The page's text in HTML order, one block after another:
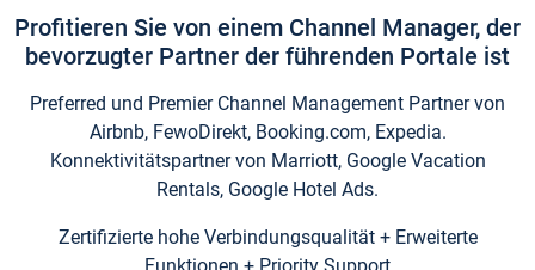
Profitieren Sie von einem Channel Manager, der
bevorzugter Partner der führenden Portale ist
Preferred und Premier Channel Management Partner von
Airbnb, FewoDirekt, Booking.com, Expedia.
Konnektivitätspartner von Marriott, Google Vacation
Rentals, Google Hotel Ads.
Zertifizierte hohe Verbindungsqualität + Erweiterte